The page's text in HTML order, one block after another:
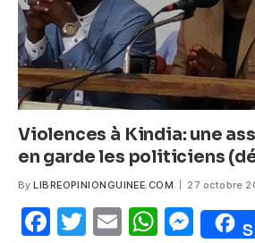
Violences à Kindia: une
en garde les politiciens
By LIBREOPINIONGUINEE.COM 27 octobre
F
T
E
W M